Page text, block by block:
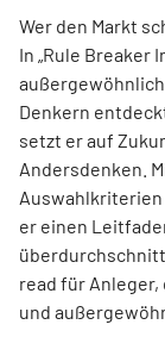
Wer den Markt
In „Rule Breaker
Denkern
setzt er auf
Andersdenken.
er einen
read für Anleger,
und